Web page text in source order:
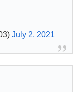
July 2, 2021